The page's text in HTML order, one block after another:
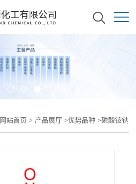
网站首页 > 产品展厅 >优势品种 >磷酸铵钠